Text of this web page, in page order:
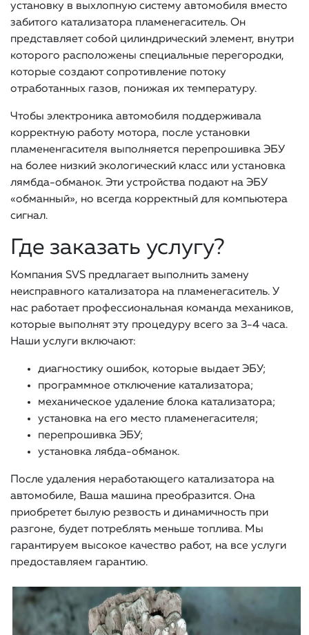
установку в выхлопную систему автомобиля вместо
забитого катализатора пламенегаситель. Он
представляет собой цилиндрический элемент, внутри
которого расположены специальные перегородки,
которые создают сопротивление потоку
отработанных газов, понижая их температуру.
Чтобы электроника автомобиля поддерживала
корректную работу мотора, после установки
пламененгасителя выполняется перепрошивка ЭБУ
на более низкий экологический класс или установка
лямбда-обманок. Эти устройства подают на ЭБУ
«обманный», но всегда корректный для компьютера
сигнал.
Где заказать услугу?
Компания SVS предлагает выполнить замену
неисправного катализатора на пламенегаситель. У
нас работает профессиональная команда механиков,
которые выполнят эту процедуру всего за 3-4 часа.
Наши услуги включают:
диагностику ошибок, которые выдает ЭБУ;
программное отключение катализатора;
механическое удаление блока катализатора;
установка на его место пламенегасителя;
перепрошивка ЭБУ;
установка лябда-обманок.
После удаления неработающего катализатора на
автомобиле, Ваша машина преобразится. Она
приобретет былую резвость и динамичность при
разгоне, будет потреблять меньше топлива. Мы
гарантируем высокое качество работ, на все услуги
предоставляем гарантию.